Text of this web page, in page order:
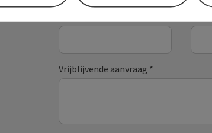
Vrijblijvende aanvraag *